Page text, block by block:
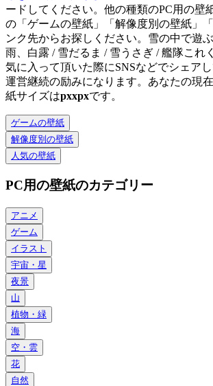
ードしてください。他の種類のPC用の壁
の「ゲームの壁紙」「解像度別の壁紙」
ンク先からお探しください。雪の中で遊
雨、白露 / 雪だるま / 雪うさぎ / 艦隊これ
気に入って頂いた際にSNSなどでシェア
運営継続の励みになります。あなたの現
紙サイズはpxxpxです。
ゲームの壁紙
解像度別の壁紙
人気の壁紙
PC用の壁紙のカテゴリー
アニメ
ゲーム
イラスト
宇宙・星
夜景
山
植物・緑
海
空・雲
花
自然